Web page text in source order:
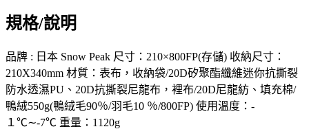
規格/說明
品牌 : 日本 Snow Peak 尺寸：210×800FP(存儲) 收納尺寸：
210X340mm 材質：表布，收納袋/20D矽聚酯纖維迷你抗撕裂
防水透濕PU、20D抗撕裂尼龍布，裡布/20D尼龍紡、填充棉/
鴨絨550g(鴨絨毛90％/羽毛10 ％/800FP) 使用溫度：-
１℃∼-7℃ 重量：1120g